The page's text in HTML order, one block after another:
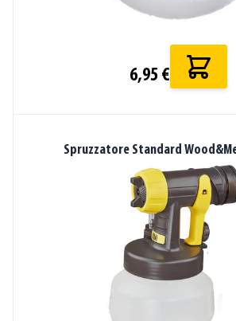
6,95 €
Spruzzatore Standard